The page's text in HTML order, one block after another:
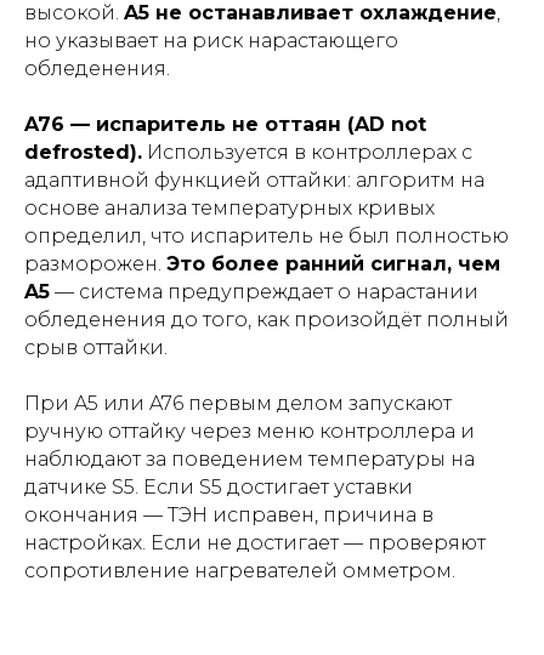
высокой. A5 не останавливает охлаждение,
но указывает на риск нарастающего
обледенения.
A76 — испаритель не оттаян (AD not
defrosted). Используется в контроллерах с
адаптивной функцией оттайки: алгоритм на
основе анализа температурных кривых
определил, что испаритель не был полностью
разморожен. Это более ранний сигнал, чем
A5 — система предупреждает о нарастании
обледенения до того, как произойдёт полный
срыв оттайки.
При A5 или A76 первым делом запускают
ручную оттайку через меню контроллера и
наблюдают за поведением температуры на
датчике S5. Если S5 достигает уставки
окончания — ТЭН исправен, причина в
настройках. Если не достигает — проверяют
сопротивление нагревателей омметром.